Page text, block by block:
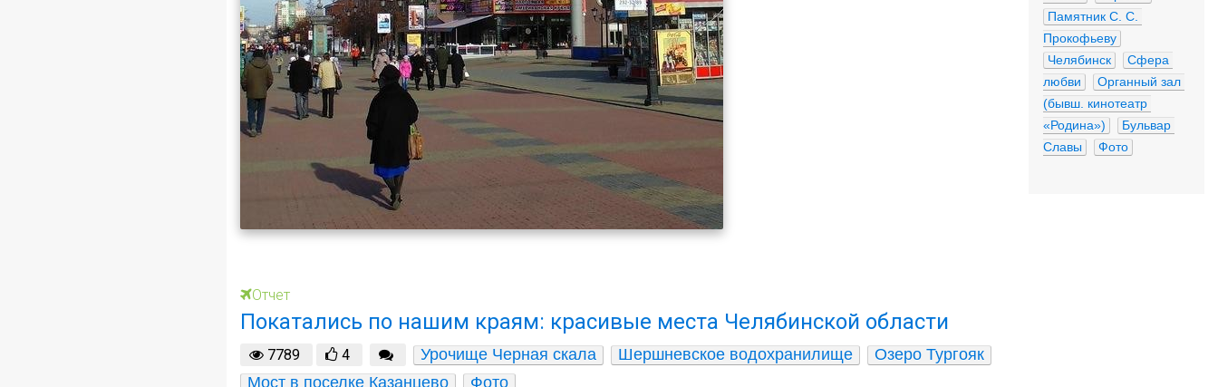
Отчет
Покатались по нашим краям: красивые места Челябинской области
7789 4 Урочище Черная скала Шершневское водохранилище
Озеро Тургояк
Мост в поселке Казанцево
Фото
Памятник С. С.
Прокофьеву
Челябинск
Сфера
любви
Органный зал
(бывш. кинотеатр
«Родина»)
Бульвар
Славы
Фото